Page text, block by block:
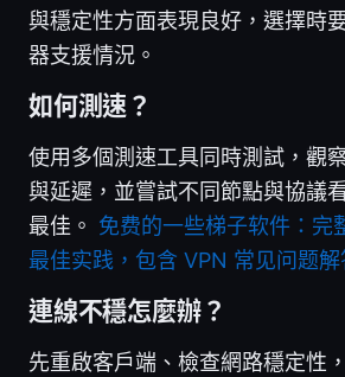
與穩定性方面表現良好，選擇時
器支援情況。
如何測速？
使用多個測速工具同時測試，觀
與延遲，並嘗試不同節點與協議
最佳。 免费的一些梯子软件：完
最佳实践，包含 VPN 常见问题解
連線不穩怎麼辦？
先重啟客戶端、檢查網路穩定性